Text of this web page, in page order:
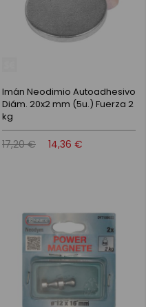
Imán Neodimio Autoadhesivo
Diám. 20x2 mm (5u.) Fuerza 2
kg
17,20 € 14,36 €